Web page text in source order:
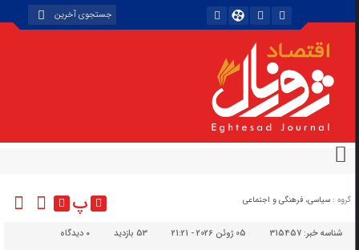
گروه : سیاسی، فرهنگی و اجتماعی پ
شناسه خبر:315457 05 ژوئن 2026 - 21:21 53 بازدید دیدگاه